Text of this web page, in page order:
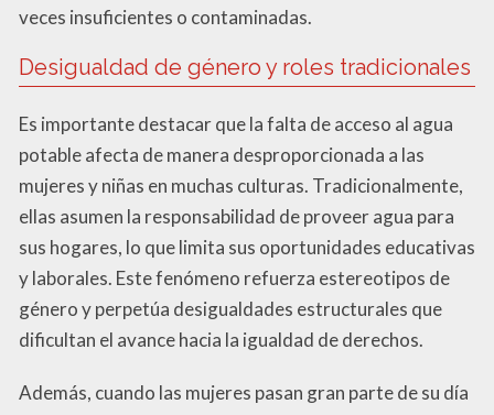
veces insuficientes o contaminadas.
Desigualdad de género y roles tradicionales
Es importante destacar que la falta de acceso al agua
potable afecta de manera desproporcionada a las
mujeres y niñas en muchas culturas. Tradicionalmente,
ellas asumen la responsabilidad de proveer agua para
sus hogares, lo que limita sus oportunidades educativas
y laborales. Este fenómeno refuerza estereotipos de
género y perpetúa desigualdades estructurales que
dificultan el avance hacia la igualdad de derechos.
Además, cuando las mujeres pasan gran parte de su día